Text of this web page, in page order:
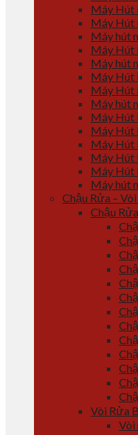
Máy Hút
Máy Hút
Máy hút
Máy Hút
Máy hút
Máy Hút
Máy Hút
Máy hút
Máy Hút
Máy Hút
Máy Hút
Máy Hút
Máy Hút
Máy hút
Chậu Rửa –
Chậu
Vòi Rửa
Vòi